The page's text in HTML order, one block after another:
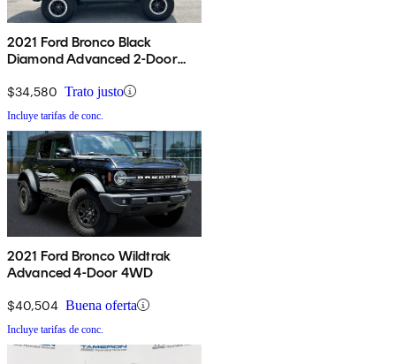
2021 Ford Bronco Black
Diamond Advanced 2-Door
$34,580 Trato justo
Incluye tarifas de conc.
2021 Ford Bronco Wildtrak
Advanced 4-Door 4WD
$40,504 Buena oferta
Incluye tarifas de conc.